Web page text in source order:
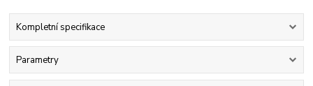
Kompletní specifikace
Parametry